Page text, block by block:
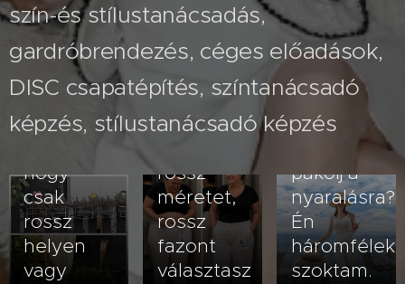
szín-és stílustanácsadás,
gardróbrendezés, céges előadások,
DISC csapatépítés, színtanácsadó
képzés, stílustanácsadó képzés
2026.08.03
Nem
veled van
hogy
csak
rossz
helyen
vagy
2026.07.26
A fehér
nadrág
kövérít –
rossz
méretet,
rossz
fazont
választasz
2026.07.23
Hogyan
pakolj a
nyaralásra?
Én
szoktam.